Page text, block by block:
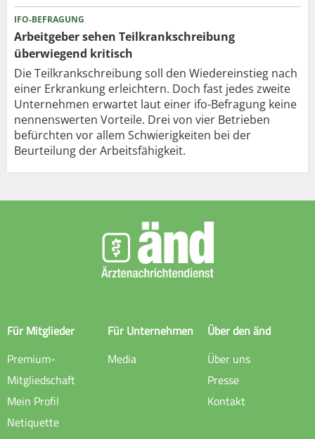
IFO-BEFRAGUNG
Arbeitgeber sehen Teilkrankschreibung
überwiegend kritisch
Die Teilkrankschreibung soll den Wiedereinstieg nach
einer Erkrankung erleichtern. Doch fast jedes zweite
Unternehmen erwartet laut einer ifo-Befragung keine
nennenswerten Vorteile. Drei von vier Betrieben
befürchten vor allem Schwierigkeiten bei der
Beurteilung der Arbeitsfähigkeit.
Für Mitglieder
Premium-
Mitgliedschaft
Mein Profil
Netiquette
Für Unternehmen
Media
Über den änd
Über uns
Presse
Kontakt